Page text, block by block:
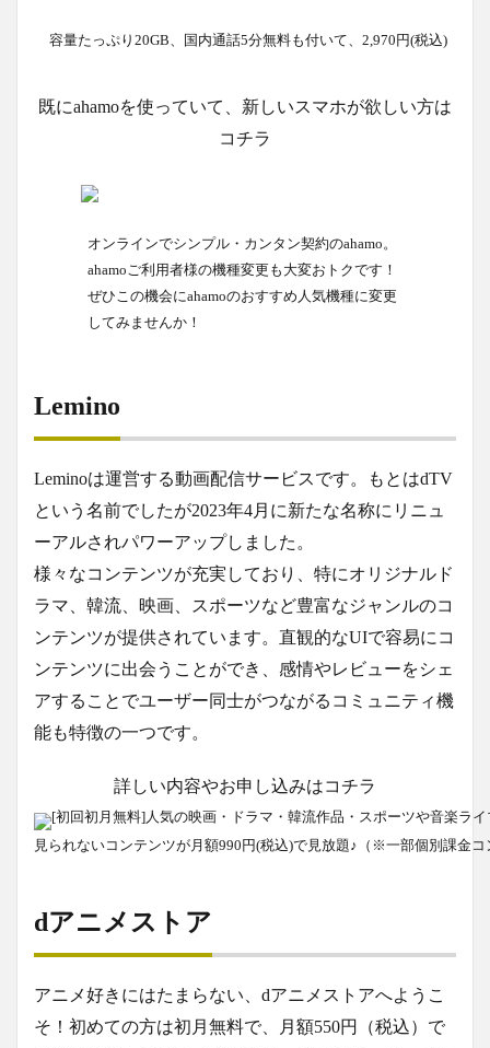
容量たっぷり20GB、国内通話5分無料も付いて、2,970円(税込)
既にahamoを使っていて、新しいスマホが欲しい方は
コチラ
オンラインでシンプル・カンタン契約のahamo。
ahamoご利用者様の機種変更も大変おトクです！
ぜひこの機会にahamoのおすすめ人気機種に変更
してみませんか！
Lemino
Leminoは運営する動画配信サービスです。もとはdTV
という名前でしたが2023年4月に新たな名称にリニュ
ーアルされパワーアップしました。
様々なコンテンツが充実しており、特にオリジナルド
ラマ、韓流、映画、スポーツなど豊富なジャンルのコ
ンテンツが提供されています。直観的なUIで容易にコ
ンテンツに出会うことができ、感情やレビューをシェ
アすることでユーザー同士がつながるコミュニティ機
能も特徴の一つです​。
詳しい内容やお申し込みはコチラ
[初回初月無料]人気の映画・ドラマ・韓流作品・スポーツや音楽ラ
見られないコンテンツが月額990円(税込)で見放題♪（※一部個別課金コ
dアニメストア
アニメ好きにはたまらない、dアニメストアへようこ
そ！初めての方は初月無料で、月額550円（税込）で